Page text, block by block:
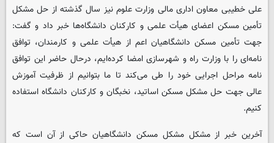
علی خطیبی معاون اداری مالی وزارت علوم نیز سال گذشته از حل مشکل
تأمین مسکن اعضای هیأت علمی و کارکنان دانشگاه‌ها خبر داد و گفت:
جهت تأمین مسکن دانشگاهیان اعم از هیأت علمی و کارمندان، توافق
نامه‌ای را با وزارت راه و شهرسازی امضا کرده‌ایم، درحال حاضر این توافق
نامه مراحل اجرایی خود را طی می‌کند تا ما بتوانیم از ظرفیت آموزش
عالی جهت حل مشکل مسکن اساتید، نخبگان و کارکنان دانشگاه استفاده
کنیم.
آخرین خبر از مشکل مشکل مسکن دانشگاهیان حاکی از آن است که